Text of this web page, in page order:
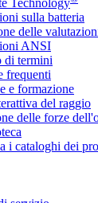
Technology
sulla batteria
delle
ANSI
di termini
frequenti
e formazione
del raggio
delle forze
i cataloghi dei